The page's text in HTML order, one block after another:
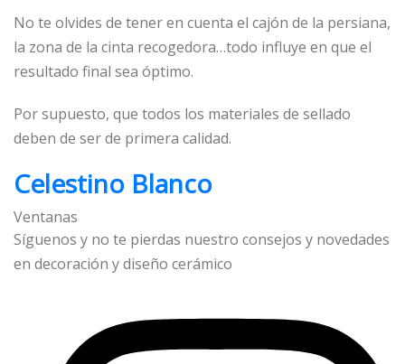
No te olvides de tener en cuenta el cajón de la persiana,
la zona de la cinta recogedora…todo influye en que el
resultado final sea óptimo.
Por supuesto, que todos los materiales de sellado
deben de ser de primera calidad.
Celestino Blanco
Ventanas
Síguenos y no te pierdas nuestro consejos y novedades
en decoración y diseño cerámico